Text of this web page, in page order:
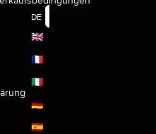
DE
🇬🇧
🇫🇷
🇮🇹
🇩🇪
🇪🇸